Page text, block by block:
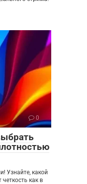
0
Узнайте, какой
как в